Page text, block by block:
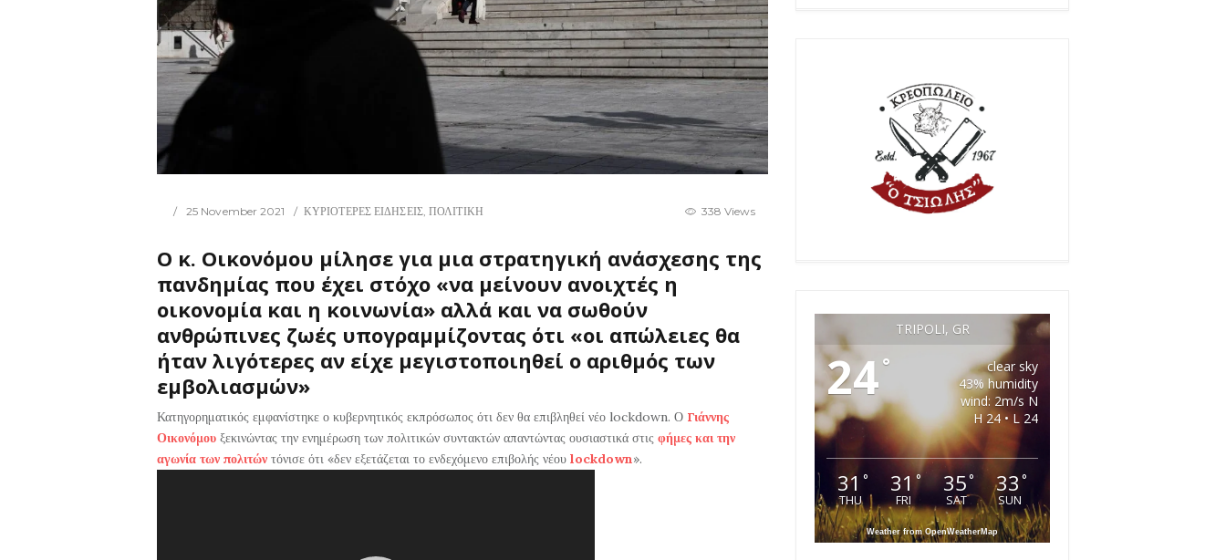
25 November 2021 ΚΥΡΙΟΤΕΡΕΣ ΕΙΔΗΣΕΙΣ,ΠΟΛΙΤΙΚΗ 338 Views
Ο κ. Οικονόμου μίλησε για μια στρατηγική ανάσχεσης της
πανδημίας που έχει στόχο «να μείνουν ανοιχτές η
οικονομία και η κοινωνία» αλλά και να σωθούν
ανθρώπινες ζωές υπογραμμίζοντας ότι «οι απώλειες θα
ήταν λιγότερες αν είχε μεγιστοποιηθεί ο αριθμός των
εμβολιασμών»
Κατηγορηματικός εμφανίστηκε ο κυβερνητικός εκπρόσωπος ότι δεν θα επιβληθεί νέο lockdown. Ο Γιάννης
Οικονόμου ξεκινώντας την ενημέρωση των πολιτικών συντακτών απαντώντας ουσιαστικά στις φήμες και την
αγωνία των πολιτών τόνισε ότι «δεν εξετάζεται το ενδεχόμενο επιβολής νέου lockdown».
TRIPOLI, GR
24°
clear sky
43% humidity
wind: 2m/s N
H 24 • L 24
31 °
THU
31°
FRI
35°
SAT
33 °
SUN
Weather from OpenWeatherMap